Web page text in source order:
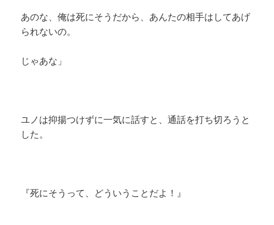
あのな、俺は死にそうだから、あんたの相手はしてあげ
られないの。
じゃあな」
ユノは抑揚つけずに一気に話すと、通話を打ち切ろうと
した。
『死にそうって、どういうことだよ！』